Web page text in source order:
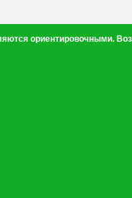
ориентировочными.